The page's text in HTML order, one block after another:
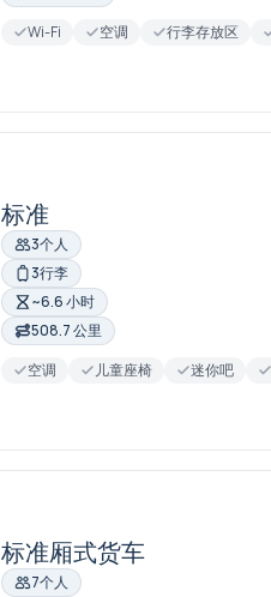
Wi-Fi
空调 行李存放区
标准
3个人
3行李
~6.6 小时
508.7 公里
空调
儿童座椅 迷你吧
标准厢式货车
7个人